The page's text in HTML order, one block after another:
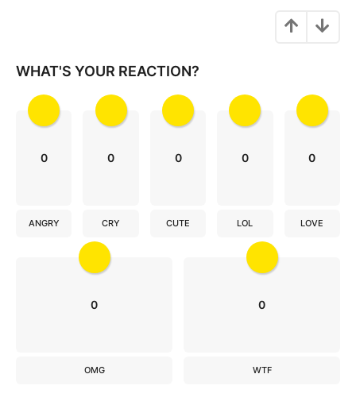
i
WHAT'S YOUR REACTION?
0
ANGRY
0
CRY
0
CUTE
0
LOL
0
LOVE
0
OMG
0
WTF